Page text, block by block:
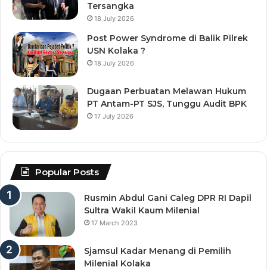
Tersangka
18 July 2026
Post Power Syndrome di Balik Pilrek
USN Kolaka ?
18 July 2026
Dugaan Perbuatan Melawan Hukum
PT Antam-PT SJS, Tunggu Audit BPK
17 July 2026
Popular Posts
Rusmin Abdul Gani Caleg DPR RI Dapil
Sultra Wakil Kaum Milenial
17 March 2023
Sjamsul Kadar Menang di Pemilih
Milenial Kolaka